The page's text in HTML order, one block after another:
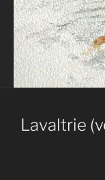
Lavaltrie